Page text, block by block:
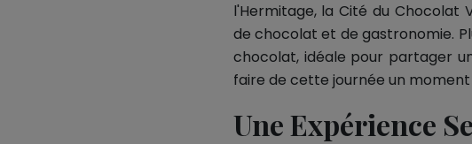
l'Hermitage, la Cité du Chocolat
de chocolat et de gastronomie.
chocolat, idéale pour partager
faire de cette journée un
Une Expérience